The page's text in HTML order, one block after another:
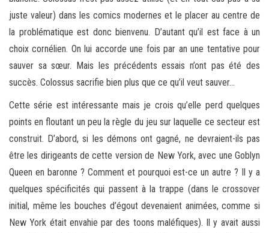
juste valeur) dans les comics modernes et le placer au centre de
la problématique est donc bienvenu. D’autant qu’il est face à un
choix cornélien. On lui accorde une fois par an une tentative pour
sauver sa sœur. Mais les précédents essais n’ont pas été des
succès. Colossus sacrifie bien plus que ce qu’il veut sauver…
Cette série est intéressante mais je crois qu’elle perd quelques
points en floutant un peu la règle du jeu sur laquelle ce secteur est
construit. D’abord, si les démons ont gagné, ne devraient-ils pas
être les dirigeants de cette version de New York, avec une Goblyn
Queen en baronne ? Comment et pourquoi est-ce un autre ? Il y a
quelques spécificités qui passent à la trappe (dans le crossover
initial, même les bouches d’égout devenaient animées, comme si
New York était envahie par des toons maléfiques). Il y avait aussi